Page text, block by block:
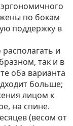
по бокам
поддержку в
и
так и в
оба варианта
больше;
лицом к
на спине.
(весом от